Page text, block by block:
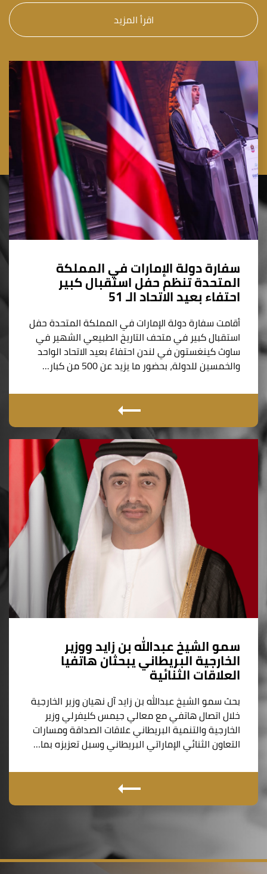
اقرأ المزيد
سفارة دولة الإمارات في المملكة
المتحدة تنظم حفل استقبال كبير
احتفاء بعيد الاتحاد الـ 51
أقامت سفارة دولة الإمارات في المملكة المتحدة حفل
استقبال كبير في متحف التاريخ الطبيعي الشهير في
ساوث كينغستون في لندن احتفاءً بعيد الاتحاد الواحد
والخمسين للدولة، بحضور ما يزيد عن 500 من كبار…
سمو الشيخ عبدالله بن زايد ووزير
الخارجية البريطاني يبحثان هاتفيا
العلاقات الثنائية
بحث سمو الشيخ عبدالله بن زايد آل نهيان وزير الخارجية
خلال اتصال هاتفي مع معالي جيمس كليفرلي وزير
الخارجية والتنمية البريطاني علاقات الصداقة ومسارات
التعاون الثنائي الإماراتي البريطاني وسبل تعزيزه بما…